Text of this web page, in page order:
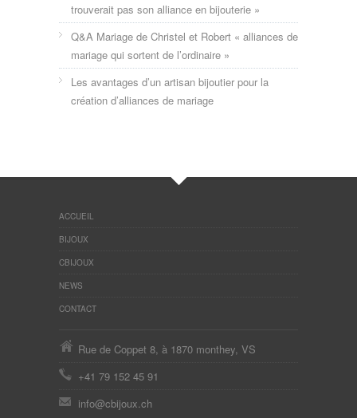
trouverait pas son alliance en bijouterie »
Q&A Mariage de Christel et Robert « alliances de
mariage qui sortent de l’ordinaire »
Les avantages d’un artisan bijoutier pour la
création d’alliances de mariage
ACCUEIL
BIJOUX
CBIJOUX
NEWS
CONTACT
Rue de Coppet 8, à 1870 monthey, VS
+41 79 152 45 91
info@cbijoux.ch